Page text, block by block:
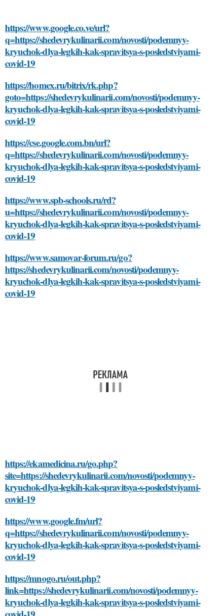
https://www.google.co.ve/url?
q=https://shedevrykulinarii.com/novosti/podemnyy-
kryuchok-dlya-legkih-kak-spravitsya-s-posledstviyami-
covid-19
https://homex.ru/bitrix/rk.php?
goto=https://shedevrykulinarii.com/novosti/podemnyy-
kryuchok-dlya-legkih-kak-spravitsya-s-posledstviyami-
covid-19
https://cse.google.com.bn/url?
q=https://shedevrykulinarii.com/novosti/podemnyy-
kryuchok-dlya-legkih-kak-spravitsya-s-posledstviyami-
covid-19
https://www.spb-schools.ru/rd?
u=https://shedevrykulinarii.com/novosti/podemnyy-
kryuchok-dlya-legkih-kak-spravitsya-s-posledstviyami-
covid-19
https://www.samovar-forum.ru/go?
https://shedevrykulinarii.com/novosti/podemnyy-
kryuchok-dlya-legkih-kak-spravitsya-s-posledstviyami-
covid-19
https://ekamedicina.ru/go.php?
site=https://shedevrykulinarii.com/novosti/podemnyy-
kryuchok-dlya-legkih-kak-spravitsya-s-posledstviyami-
covid-19
https://www.google.fm/url?
q=https://shedevrykulinarii.com/novosti/podemnyy-
kryuchok-dlya-legkih-kak-spravitsya-s-posledstviyami-
covid-19
https://mnogo.ru/out.php?
link=https://shedevrykulinarii.com/novosti/podemnyy-
kryuchok-dlya-legkih-kak-spravitsya-s-posledstviyami-